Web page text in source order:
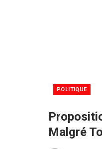
POLITIQUE
Malgré